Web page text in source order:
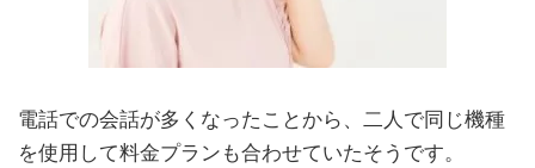
電話での会話が多くなったことから、二人で同じ機種
を使用して料金プランも合わせていたそうです。